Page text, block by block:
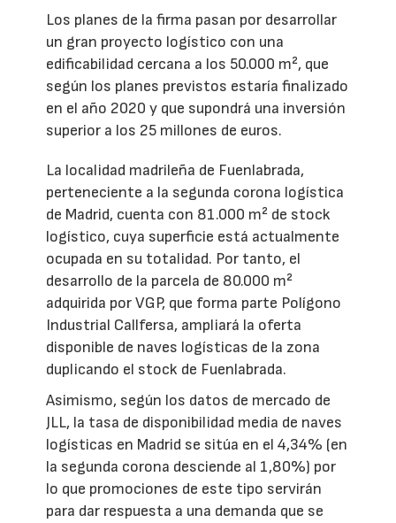
Los planes de la firma pasan por desarrollar
un gran proyecto logístico con una
edificabilidad cercana a los 50.000 m², que
según los planes previstos estaría finalizado
en el año 2020 y que supondrá una inversión
superior a los 25 millones de euros.
La localidad madrileña de Fuenlabrada,
perteneciente a la segunda corona logística
de Madrid, cuenta con 81.000 m² de stock
logístico, cuya superficie está actualmente
ocupada en su totalidad. Por tanto, el
desarrollo de la parcela de 80.000 m²
adquirida por VGP, que forma parte Polígono
Industrial Callfersa, ampliará la oferta
disponible de naves logísticas de la zona
duplicando el stock de Fuenlabrada.
Asimismo, según los datos de mercado de
JLL, la tasa de disponibilidad media de naves
logísticas en Madrid se sitúa en el 4,34% (en
la segunda corona desciende al 1,80%) por
lo que promociones de este tipo servirán
para dar respuesta a una demanda que se